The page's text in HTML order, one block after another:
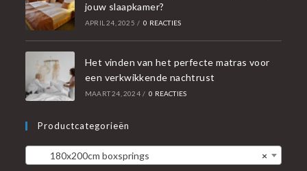
jouw slaapkamer?
APRIL 24, 2025 / 0 REACTIES
Het vinden van het perfecte matras voor
een verkwikkende nachtrust
MAART 24, 2024 / 0 REACTIES
Productcategorieën
×
180x200cm boxsprings